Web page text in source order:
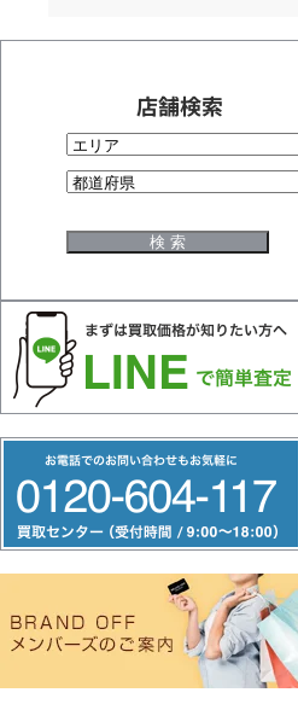
店舗検索
リ
ー
ヤ